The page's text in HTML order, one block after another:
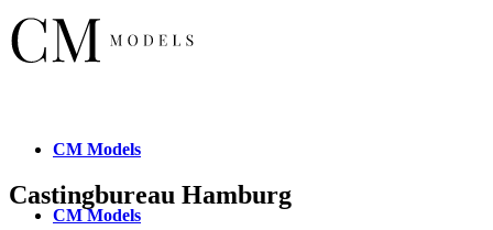
CM Models
CMModels
Castingbureau Hamburg